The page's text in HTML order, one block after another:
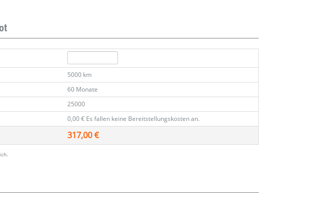
5000 km
60 Monate
25000
0,00 € Es fallen keine Bereitstellungskosten an.
317,00 €